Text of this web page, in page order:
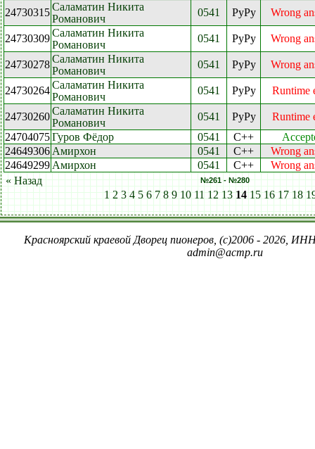
24730315Саламатин Никита
Романович
0541 PyPy Wrong
24730309Саламатин Никита
Романович
0541 PyPy Wrong
24730278Саламатин Никита
Романович
0541 PyPy Wrong
24730264Саламатин Никита
Романович
0541 PyPy Runtime
24730260Саламатин Никита
Романович
0541 PyPy
Runtime
24704075Гуров Фёдор 0541 C++
24649306 Амирхон 0541 C++
Wrong
24649299 Амирхон 0541 C++
Wrong
« Назад
№261 - №280
1 2 3 4 5 6 7 8 9 10 11 12 13 14 15 16 17 18
Красноярский краевой Дворец пионеров, (c)2006 - 2026,
admin@acmp.ru